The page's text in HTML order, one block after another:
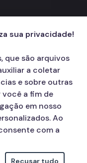
sua privacidade!
que são arquivos
a coletar
e sobre outras
a fim de
em nosso
Ao
com a
Recusar tudo